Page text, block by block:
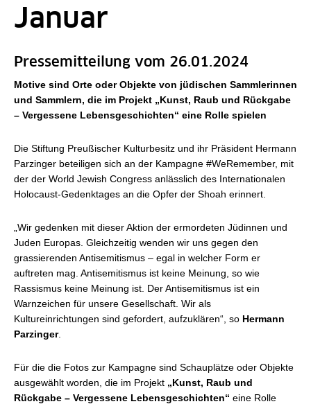
Januar
Pressemitteilung vom 26.01.2024
Motive sind Orte oder Objekte von jüdischen Sammlerinnen
und Sammlern, die im Projekt „Kunst, Raub und Rückgabe
– Vergessene Lebensgeschichten“ eine Rolle spielen
Die Stiftung Preußischer Kulturbesitz und ihr Präsident Hermann
Parzinger beteiligen sich an der Kampagne #WeRemember, mit
der der World Jewish Congress anlässlich des Internationalen
Holocaust-Gedenktages an die Opfer der Shoah erinnert.
„Wir gedenken mit dieser Aktion der ermordeten Jüdinnen und
Juden Europas. Gleichzeitig wenden wir uns gegen den
grassierenden Antisemitismus – egal in welcher Form er
auftreten mag. Antisemitismus ist keine Meinung, so wie
Rassismus keine Meinung ist. Der Antisemitismus ist ein
Warnzeichen für unsere Gesellschaft. Wir als
Kultureinrichtungen sind gefordert, aufzuklären“, so Hermann
Parzinger.
Für die die Fotos zur Kampagne sind Schauplätze oder Objekte
ausgewählt worden, die im Projekt „Kunst, Raub und
Rückgabe – Vergessene Lebensgeschichten“ eine Rolle